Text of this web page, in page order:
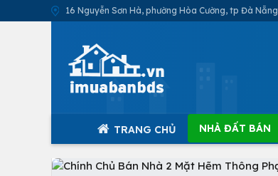
16 Nguyễn Sơn Hà, phường Hòa Cường, tp Đà Nẵng
TRANG CHỦ NHÀ ĐẤT BÁN